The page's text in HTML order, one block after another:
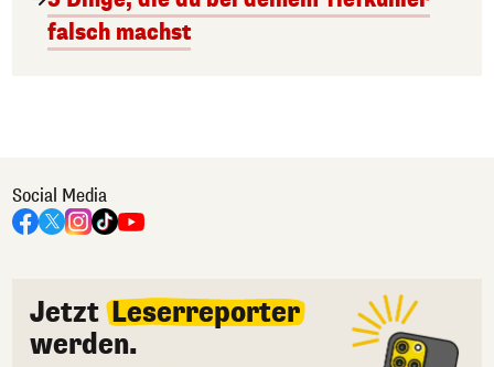
falsch machst
Social Media
Jetzt Leserreporter
werden.